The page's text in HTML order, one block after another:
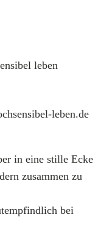
leben
leben.de
in eine stille Ecke
zusammen zu
bei